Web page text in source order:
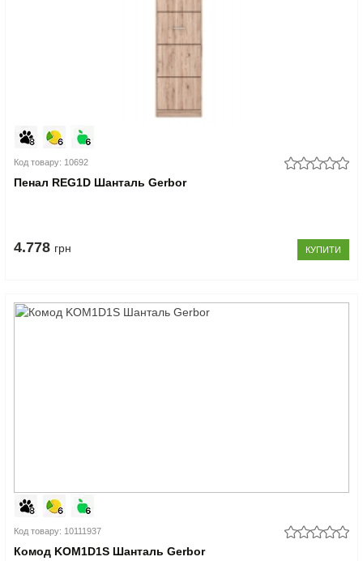
Код товару: 10692
Пенал REG1D Шанталь Gerbor
4.778 грн КУПИТИ
Код товару: 10111937
Комод KOM1D1S Шанталь Gerbor